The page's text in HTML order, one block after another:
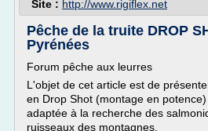
Site : http://www.rigiflex.net
Pêche de la truite DROP
Pyrénées
Forum pêche aux leurres
L'objet de cet article est de
en Drop Shot (montage en
adaptée à la recherche des
ruisseaux des montagnes.